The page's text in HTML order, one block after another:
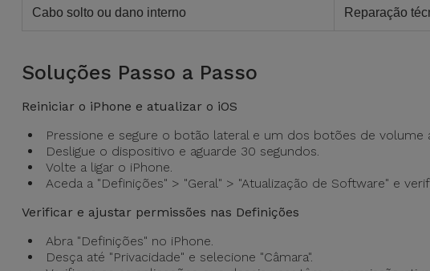
Tablet
Ver
tudo
Cabo solto ou dano interno Reparação
Soluções Passo a Passo
Reiniciar o iPhone e atualizar o iOS
Pressione e segure o botão lateral e um dos botões de volume
Desligue o dispositivo e aguarde 30 segundos.
Volte a ligar o iPhone.
Aceda a "Definições" > "Geral" > "Atualização de Software" e
Verificar e ajustar permissões nas Definições
Abra "Definições" no iPhone.
Desça até "Privacidade" e selecione "Câmara".